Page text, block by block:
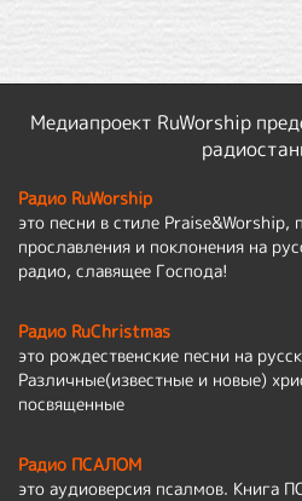
Медиапроект RuWorship
Радио RuWorship
это песни в стиле Praise&Worship,
прославления и поклонения на
радио, славящее Господа!
Радио RuChristmas
это рождественские песни на
Различные(известные и новые)
посвященные
Радио ПСАЛОМ
это аудиоверсия псалмов. Книга